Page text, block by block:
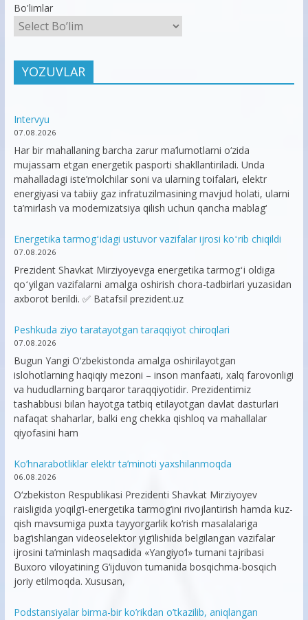
Bo'limlar
YOZUVLAR
Intervyu
07.08.2026
Har bir mahallaning barcha zarur ma’lumotlarni o‘zida
mujassam etgan energetik pasporti shakllantiriladi. Unda
mahalladagi iste’molchilar soni va ularning toifalari, elektr
energiyasi va tabiiy gaz infratuzilmasining mavjud holati, ularni
ta’mirlash va modernizatsiya qilish uchun qancha mablag‘
Energetika tarmogʻidagi ustuvor vazifalar ijrosi koʻrib chiqildi
07.08.2026
Prezident Shavkat Mirziyoyevga energetika tarmogʻi oldiga
qoʻyilgan vazifalarni amalga oshirish chora-tadbirlari yuzasidan
axborot berildi. ✅ Batafsil prezident.uz
Peshkuda ziyo taratayotgan taraqqiyot chiroqlari
07.08.2026
Bugun Yangi O‘zbekistonda amalga oshirilayotgan
islohotlarning haqiqiy mezoni – inson manfaati, xalq farovonligi
va hududlarning barqaror taraqqiyotidir. Prezidentimiz
tashabbusi bilan hayotga tatbiq etilayotgan davlat dasturlari
nafaqat shaharlar, balki eng chekka qishloq va mahallalar
qiyofasini ham
Ko’hnarabotliklar elektr ta’minoti yaxshilanmoqda
06.08.2026
O‘zbekiston Respublikasi Prezidenti Shavkat Mirziyoyev
raisligida yoqilg‘i-energetika tarmog‘ini rivojlantirish hamda kuz-
qish mavsumiga puxta tayyorgarlik ko‘rish masalalariga
bag‘ishlangan videoselektor yig‘ilishida belgilangan vazifalar
ijrosini ta’minlash maqsadida «Yangiyo‘l» tumani tajribasi
Buxoro viloyatining G‘ijduvon tumanida bosqichma-bosqich
joriy etilmoqda. Xususan,
Podstansiyalar birma-bir ko’rikdan o’tkazilib, aniqlangan